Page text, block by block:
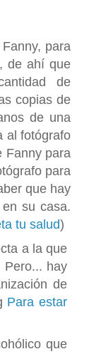
para
de ahí que
de
copias de
de una
al fotógrafo
Fanny para
para
que hay
su casa.
tu salud)
a la que
Pero... hay
de
Para estar
que